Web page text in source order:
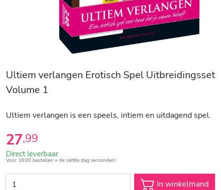
Ultiem verlangen Erotisch Spel Uitbreidingsset
Volume 1
Ultiem verlangen is een speels, intiem en uitdagend spel.
27,99
Direct leverbaar
Voor 16:00 bestellen = de zelfde dag verzonden!
In winkelmand